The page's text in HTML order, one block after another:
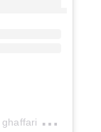
U
na publicación compartida por kaveh ghaffari (@kavehghaffari)